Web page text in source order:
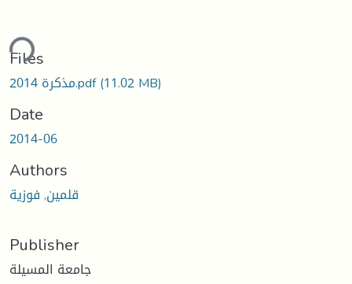
Files
مذكرة 2014.pdf(11.02 MB)
Date
2014-06
Authors
قلمين, فوزية
Publisher
جامعة المسيلة